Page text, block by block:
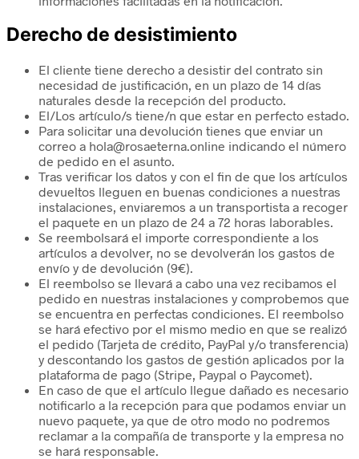
Derecho de desistimiento
El cliente tiene derecho a desistir del contrato sin
necesidad de justificación, en un plazo de 14 días
naturales desde la recepción del producto.
El/Los artículo/s tiene/n que estar en perfecto estado.
Para solicitar una devolución tienes que enviar un
correo a hola@rosaeterna.online indicando el número
de pedido en el asunto.
Tras verificar los datos y con el fin de que los artículos
devueltos lleguen en buenas condiciones a nuestras
instalaciones, enviaremos a un transportista a recoger
el paquete en un plazo de 24 a 72 horas laborables.
Se reembolsará el importe correspondiente a los
artículos a devolver, no se devolverán los gastos de
envío y de devolución (9€).
El reembolso se llevará a cabo una vez recibamos el
pedido en nuestras instalaciones y comprobemos que
se encuentra en perfectas condiciones. El reembolso
se hará efectivo por el mismo medio en que se realizó
el pedido (Tarjeta de crédito, PayPal y/o transferencia)
y descontando los gastos de gestión aplicados por la
plataforma de pago (Stripe, Paypal o Paycomet).
En caso de que el artículo llegue dañado es necesario
notificarlo a la recepción para que podamos enviar un
nuevo paquete, ya que de otro modo no podremos
reclamar a la compañía de transporte y la empresa no
se hará responsable.